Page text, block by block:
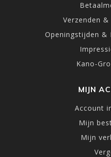
Verzenden
Openingstijden &
Kano-
MIJN
Account
Mijn
Mijn